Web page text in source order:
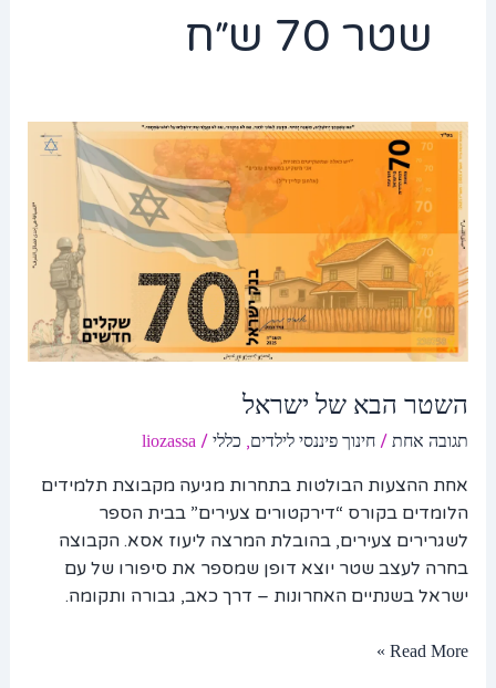
שטר 70 ש״ח
השטר הבא של ישראל
תגובה אחת / חינוך פיננסי לילדים, כללי/
liozassa
אחת ההצעות הבולטות בתחרות מגיעה מקבוצת תלמידים
הלומדים בקורס “דירקטורים צעירים” בבית הספר
לשגרירים צעירים, בהובלת המרצה ליעוז אסא. הקבוצה
בחרה לעצב שטר יוצא דופן שמספר את סיפורו של עם
ישראל בשנתיים האחרונות – דרך כאב, גבורה ותקומה.
השטר
הבא
של
ישראל
Read More »